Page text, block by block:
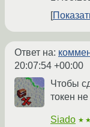
Ответ на:
20:07:54 +00:00
Чтобы
токен
Siado